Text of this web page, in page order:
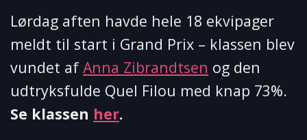
Lørdag aften havde hele 18 ekvipager
meldt til start i Grand Prix – klassen blev
vundet af Anna Zibrandtsen og den
udtryksfulde Quel Filou med knap 73%.
Se klassen her.